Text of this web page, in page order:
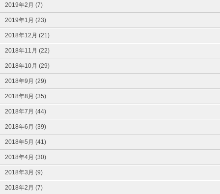
2019年2月 (7)
2019年1月 (23)
2018年12月 (21)
2018年11月 (22)
2018年10月 (29)
2018年9月 (29)
2018年8月 (35)
2018年7月 (44)
2018年6月 (39)
2018年5月 (41)
2018年4月 (30)
2018年3月 (9)
2018年2月 (7)